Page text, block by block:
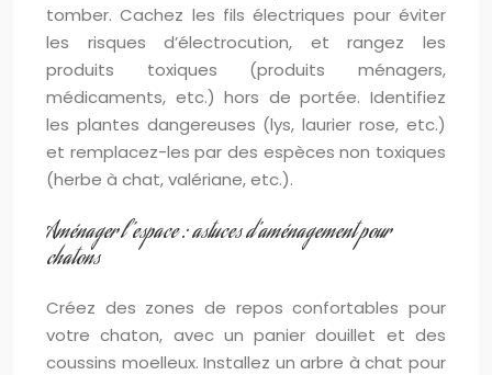
tomber. Cachez les fils électriques pour éviter
les risques d’électrocution, et rangez les
produits toxiques (produits ménagers,
médicaments, etc.) hors de portée. Identifiez
les plantes dangereuses (lys, laurier rose, etc.)
et remplacez-les par des espèces non toxiques
(herbe à chat, valériane, etc.).
Aménager l’espace : astuces d’aménagement pour
chatons
Créez des zones de repos confortables pour
votre chaton, avec un panier douillet et des
coussins moelleux. Installez un arbre à chat pour